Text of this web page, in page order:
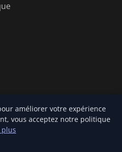
Tous droits réservés.
améliorer votre expérience
vous acceptez notre politique
plus